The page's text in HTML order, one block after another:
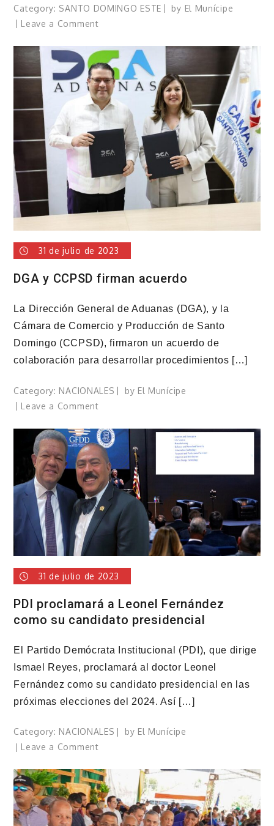
Category: SANTO DOMINGO ESTE by El Munícipe
Leave a Commenton
del
Pueblo
escoge
a
Julio
Romero
su
candidato
alcalde
SDE
31 de julio de 2023
DGA y CCPSD firman acuerdo
La Dirección General de Aduanas (DGA), y la
Cámara de Comercio y Producción de Santo
Domingo (CCPSD), firmaron un acuerdo de
colaboración para desarrollar procedimientos […]
Category: NACIONALES by El Munícipe
Leave a Commenton
y
CCPSD
firman
acuerdo
31 de julio de 2023
PDI proclamará a Leonel Fernández
como su candidato presidencial
El Partido Demócrata Institucional (PDI), que dirige
Ismael Reyes, proclamará al doctor Leonel
Fernández como su candidato presidencial en las
próximas elecciones del 2024. Así […]
Category: NACIONALES by El Munícipe
Leave a Commenton
proclamará
a
Leonel
Fernández